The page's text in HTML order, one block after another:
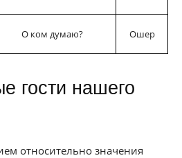
О ком думаю? Ошер
относительно значения